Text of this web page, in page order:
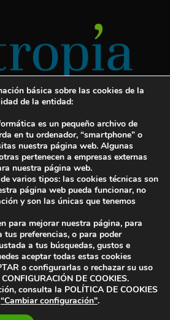
tu libro!
un libro
y publicarlo
básica sobre las cookies de la
de la entidad:
es un pequeño archivo de
en tu ordenador, “smartphone” o
nuestra página web. Algunas
pertenecen a empresas externas
nuestra página web.
varios tipos: las cookies técnicas son
página web pueda funcionar, no
y son las únicas que tenemos
para mejorar nuestra página, para
tus preferencias, o para poder
a tus búsquedas, gustos e
aceptar todas estas cookies
o configurarlas o rechazar su uso
DE COOKIES.
consulta la POLÍTICA DE COOKIES
“Cambiar configuración".